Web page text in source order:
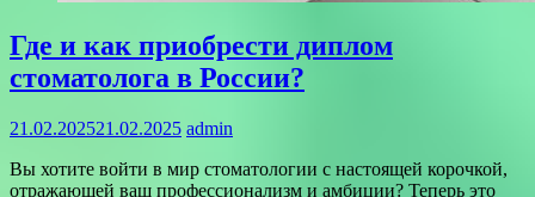
Где и как приобрести диплом
стоматолога в России?
21.02.202521.02.2025 admin
Вы хотите войти в мир стоматологии с настоящей корочкой,
отражающей ваш профессионализм и амбиции? Теперь это